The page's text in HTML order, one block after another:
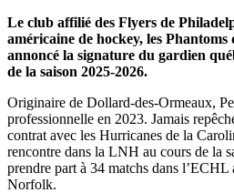
Le club affilié des Flyers de
américaine de hockey, les Phantoms
annoncé la signature du gardien
de la saison 2025-2026.
Originaire de Dollard-des-Ormeaux,
professionnelle en 2023. Jamais
contrat avec les Hurricanes de la
rencontre dans la LNH au cours de la
prendre part à 34 matchs dans
Norfolk.